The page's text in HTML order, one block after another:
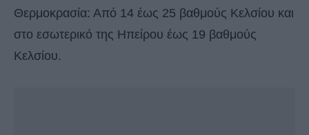
Θερμοκρασία: Από 14 έως 25 βαθμούς Κελσίου και
στο εσωτερικό της Ηπείρου έως 19 βαθμούς
Κελσίου.